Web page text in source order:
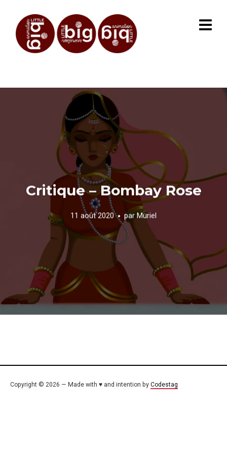
Critique – Bombay Rose
11 août 2020 parMuriel
Copyright © 2026 — Made with ♥ and intention by Codestag